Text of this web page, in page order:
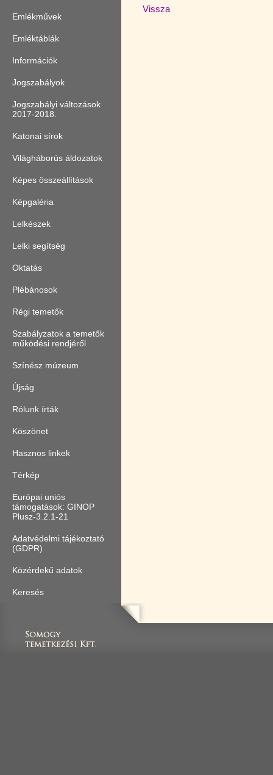
Emlékművek
Emléktáblák
Információk
Jogszabályok
Jogszabályi változások
2017-2018.
Katonai sírok
Világháborús áldozatok
Képes összeállítások
Képgaléria
Lelkészek
Lelki segítség
Oktatás
Plébánosok
Régi temetők
Szabályzatok a temetők
működési rendjéről
Színész múzeum
Újság
Rólunk írták
Köszönet
Hasznos linkek
Térkép
Európai uniós
támogatások: GINOP
Plusz-3.2.1-21
Adatvédelmi tájékoztató
(GDPR)
Közérdekű adatok
Keresés
Vissza